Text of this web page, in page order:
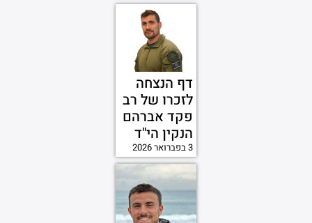
דף הנצחה
לזכרו של רב
פקד אברהם
הנקין הי"ד
3 בפברואר 2026